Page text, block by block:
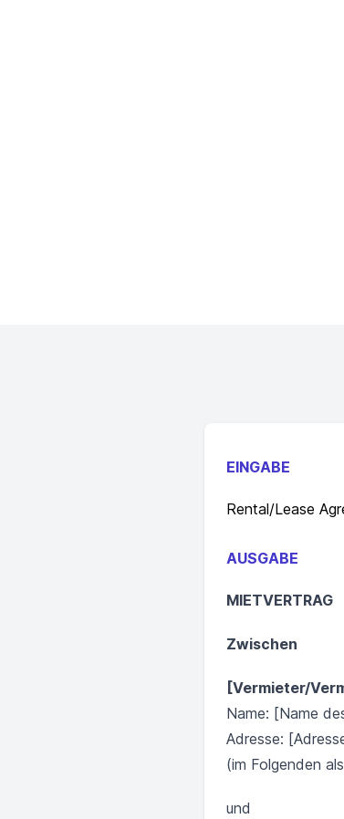
EINGABE
Rental/Lease
AUSGABE
MIETVERTRAG
Zwischen
[Vermieter/
Name: [Name
Adresse:
(im Folgenden
und